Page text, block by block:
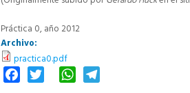
Práctica 0, año 2012
Archivo:
practica0.pdf
FacebookTwitter WhatsApp